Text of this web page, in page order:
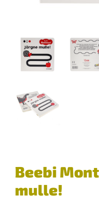
Beebi
mulle!